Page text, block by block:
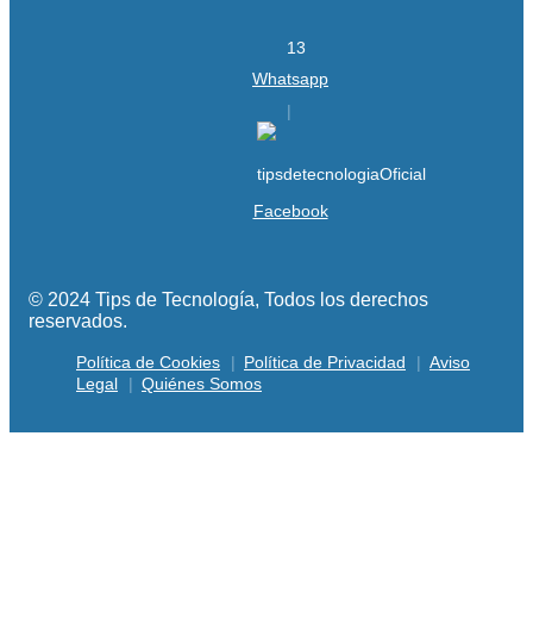
Whatsapp
Facebook
© 2024 Tips de Tecnología, Todos los derechos
reservados.
Política de Cookies Política de Privacidad
Aviso
Legal
Quiénes Somos